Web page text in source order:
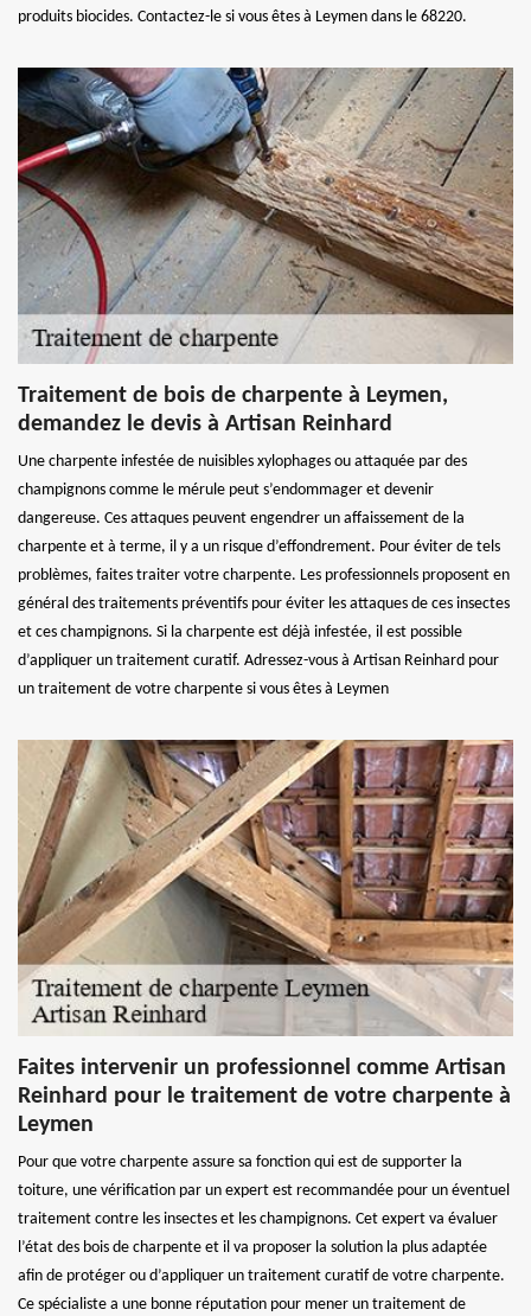
produits biocides. Contactez-le si vous êtes à Leymen dans le 68220.
Traitement de bois de charpente à Leymen,
demandez le devis à Artisan Reinhard
Une charpente infestée de nuisibles xylophages ou attaquée par des
champignons comme le mérule peut s’endommager et devenir
dangereuse. Ces attaques peuvent engendrer un affaissement de la
charpente et à terme, il y a un risque d’effondrement. Pour éviter de tels
problèmes, faites traiter votre charpente. Les professionnels proposent en
général des traitements préventifs pour éviter les attaques de ces insectes
et ces champignons. Si la charpente est déjà infestée, il est possible
d’appliquer un traitement curatif. Adressez-vous à Artisan Reinhard pour
un traitement de votre charpente si vous êtes à Leymen
Faites intervenir un professionnel comme Artisan
Reinhard pour le traitement de votre charpente à
Leymen
Pour que votre charpente assure sa fonction qui est de supporter la
toiture, une vérification par un expert est recommandée pour un éventuel
traitement contre les insectes et les champignons. Cet expert va évaluer
l’état des bois de charpente et il va proposer la solution la plus adaptée
afin de protéger ou d’appliquer un traitement curatif de votre charpente.
Ce spécialiste a une bonne réputation pour mener un traitement de